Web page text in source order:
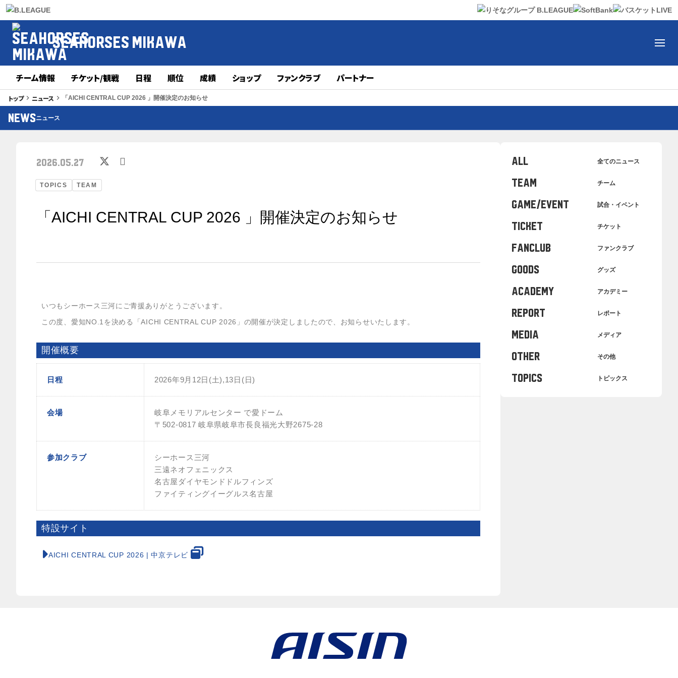
SEAHORSES MIKAWA
チーム情報 チケット/観戦 日程 順位 成績 ショップ ファンクラブ パートナー
トップkeyboard_arrow_right ニュース keyboard_arrow_right 「AICHI CENTRAL CUP 2026 」開催決定のお知らせ
NEWSニュース
TOPICS TEAM
2026.05.27
「AICHI CENTRAL CUP 2026 」開催決定のお知らせ
いつもシーホース三河にご青援ありがとうございます。
この度、愛知NO.1を決める「AICHI CENTRAL CUP 2026」の開催が決定しましたので、お知らせいたします。
開催概要
日程 2026年9月12日(土),13日(日)
会場
岐阜メモリアルセンター で愛ドーム
〒502-0817 岐阜県岐阜市長良福光大野2675-28
参加クラブ
シーホース三河
三遠ネオフェニックス
名古屋ダイヤモンドドルフィンズ
ファイティングイーグルス名古屋
特設サイト
AICHI CENTRAL CUP 2026 | 中京テレビ
ALL 全てのニュース
TEAM チーム
GAME/EVENT 試合・イベント
TICKET チケット
FANCLUB ファンクラブ
GOODS グッズ
ACADEMY アカデミー
REPORT レポート
MEDIA メディア
OTHER その他
TOPICS トピックス